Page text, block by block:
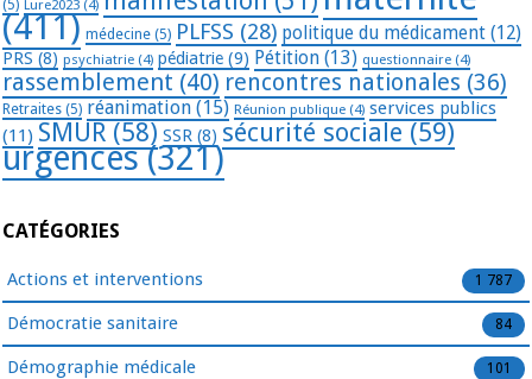
(5) Lure2023 (4)
(411) médecine (5) PLFSS (28) politique du médicament (12)
PRS (8) psychiatrie (4) pédiatrie (9) Pétition (13) questionnaire (4)
rassemblement (40) rencontres nationales (36)
Retraites (5) réanimation (15) Réunion publique (4) services publics
(11) SMUR (58) SSR (8) sécurité sociale (59)
urgences(321)
CATÉGORIES
Actions et interventions 1 787
Démocratie sanitaire 84
Démographie médicale 101